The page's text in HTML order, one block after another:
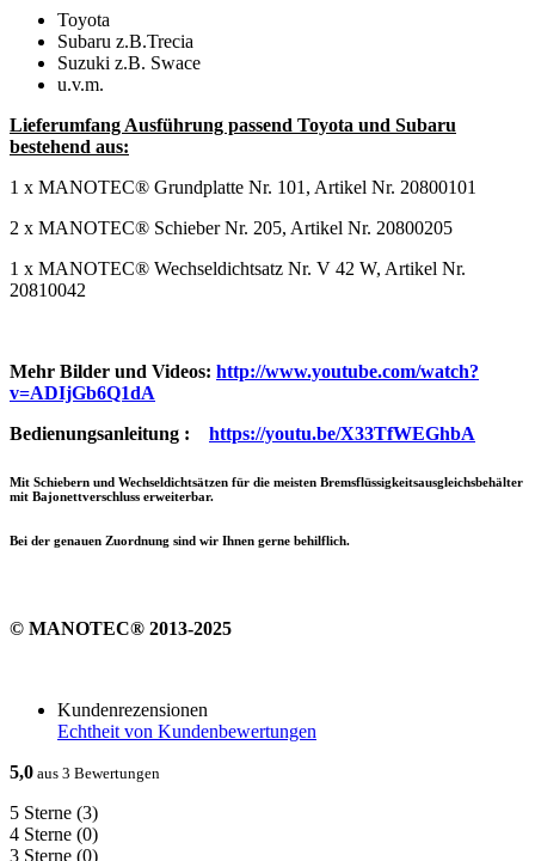
Toyota
Subaru z.B.Trecia
Suzuki z.B. Swace
u.v.m.
Lieferumfang Ausführung passend Toyota und Subaru
bestehend aus:
1 x MANOTEC® Grundplatte Nr. 101, Artikel Nr. 20800101
2 x MANOTEC® Schieber Nr. 205, Artikel Nr. 20800205
1 x MANOTEC® Wechseldichtsatz Nr. V 42 W, Artikel Nr.
20810042
Mehr Bilder und Videos: http://www.youtube.com/watch?
v=ADIjGb6Q1dA
Bedienungsanleitung : https://youtu.be/X33TfWEGhbA
Mit Schiebern und Wechseldichtsätzen für die meisten Bremsflüssigkeitsausgleichsbehälter
mit Bajonettverschluss erweiterbar.
Bei der genauen Zuordnung sind wir Ihnen gerne behilflich.
© MANOTEC® 2013-2025
Kundenrezensionen
Echtheit von Kundenbewertungen
5,0 aus 3 Bewertungen
5 Sterne (3)
4 Sterne (0)
3 Sterne (0)